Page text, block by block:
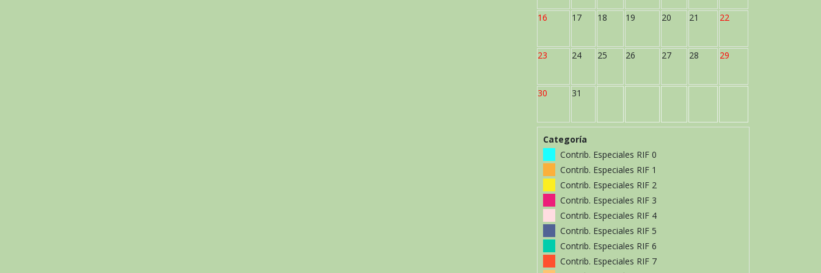
16 17 18 19 20 21 22
23 24 25 26 27 28 29
30 31
Categoría
Contrib. Especiales RIF 0
Contrib. Especiales RIF 1
Contrib. Especiales RIF 2
Contrib. Especiales RIF 3
Contrib. Especiales RIF 4
Contrib. Especiales RIF 5
Contrib. Especiales RIF 6
Contrib. Especiales RIF 7